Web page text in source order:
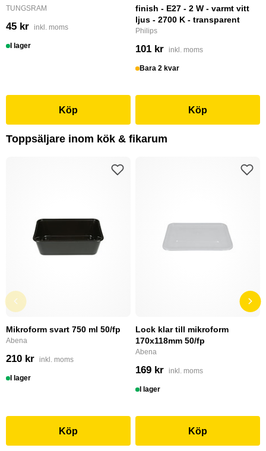
TUNGSRAM
45 kr inkl. moms
I lager
Köp
finish - E27 - 2 W - varmt vitt
ljus - 2700 K - transparent
Philips
101 kr inkl. moms
Bara 2 kvar
Köp
Toppsäljare inom kök & fikarum
Mikroform svart 750 ml 50/fp
Abena
210 kr inkl. moms
I lager
Köp
Lock klar till mikroform
170x118mm 50/fp
Abena
169 kr inkl. moms
I lager
Köp